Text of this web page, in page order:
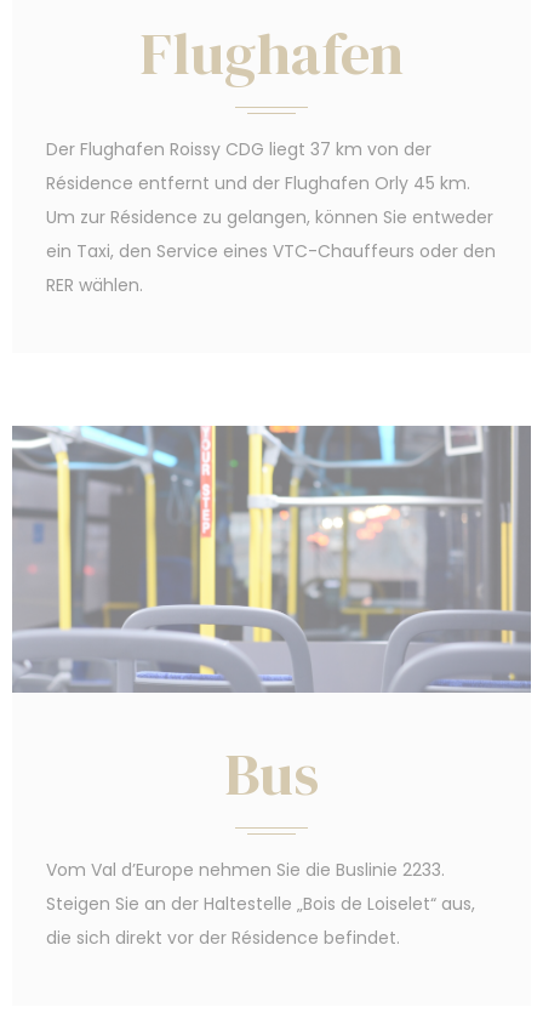
verwendet, um ein Benutzerprofil zu erstellen, um sein
Verhalten und seine Gewohnheiten im gesamten Web für
Marketingzwecke zu verfolgen.
Werbenutzerdaten
Erteilen Sie Ihre Einwilligung zur Übermittlung von
Nutzerdaten im Zusammenhang mit Werbung an Google.
Personalisierte Werbung
Flughafen
Der Flughafen Roissy CDG liegt 37 km von der
Résidence entfernt und der Flughafen Orly 45 km.
Um zur Résidence zu gelangen, können Sie entweder
ein Taxi, den Service eines VTC-Chauffeurs oder den
RER wählen.
Bus
Vom Val d’Europe nehmen Sie die Buslinie 2233.
Steigen Sie an der Haltestelle „Bois de Loiselet“ aus,
die sich direkt vor der Résidence befindet.